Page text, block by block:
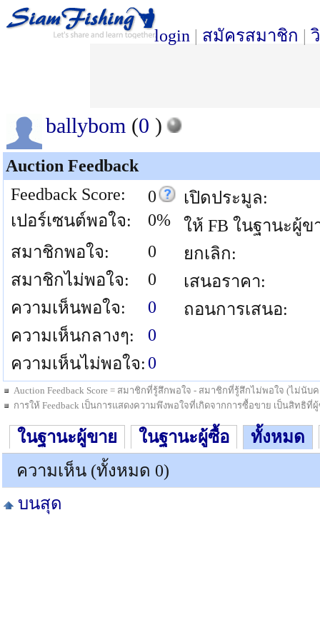
login | สมัครสมาชิก |
ballybom (0 )
Auction Feedback
Feedback Score:
0
เปอร์เซนต์พอใจ:
0%
สมาชิกพอใจ:
0
สมาชิกไม่พอใจ:
0
ความเห็นพอใจ:
0
ความเห็นกลางๆ:
0
ความเห็นไม่พอใจ: 0
เปิดประมูล:
ให้ FB ในฐานะผู้ข
ยกเลิก:
เสนอราคา:
ถอนการเสนอ:
Auction Feedback Score = สมาชิกที่รู้สึกพอใจ - สมาชิกที่รู้สึกไม่พอใจ (ไม่นั
การให้ Feedback เป็นการแสดงความพึงพอใจที่เกิดจากการซื้อขาย เป็นสิทธิ
ในฐานะผู้ขาย ในฐานะผู้ซื้อ
ทั้งหมด
ความเห็น (ทั้งหมด 0)
บนสุด